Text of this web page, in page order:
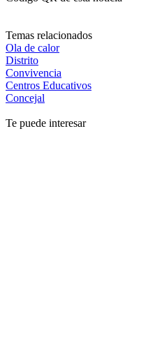
Temas relacionados
Ola de calor
Distrito
Convivencia
Centros Educativos
Concejal
Te puede interesar